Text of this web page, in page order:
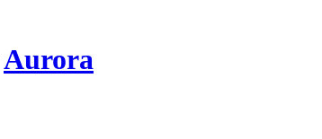
Aurora